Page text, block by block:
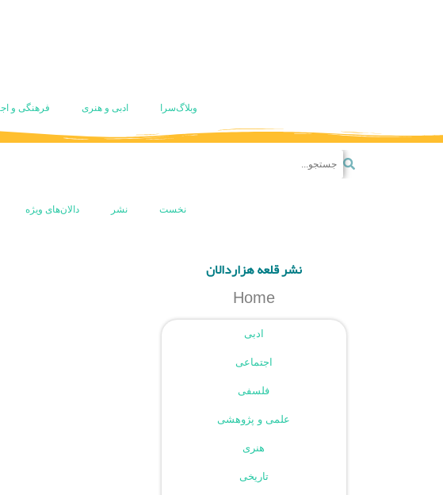
وبلاگ‌سرا ادبی و هنری فرهنگی و
نخست نشر دالان‌های ویژه
نشر قلعه هزاردالان
Home
ادبی
اجتماعی
فلسفی
علمی و پژوهشی
هنری
تاریخی